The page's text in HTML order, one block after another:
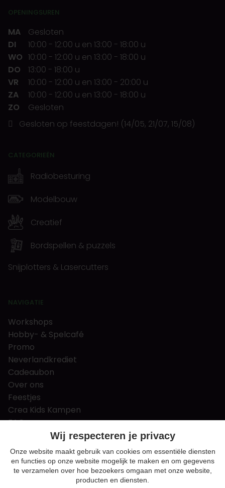
OPENINGSUREN
MA
Gesloten
DI
10:00 - 12:00 u en 13:00 - 18:00 u
WO 10:00 - 12:00 u en 13:00 - 18:00 u
DO
13:00 - 18:00 u
VR
10:00 - 12:00 u en 13:00 - 20:00 u
ZA
10:00 - 12:00 u en 13:00 - 18:00 u
ZO
Gesloten
Gesloten op feestdagen! (14/05, 21/07, 15/08)
CATEGORIEËN
Radiobesturing
Modelbouw
Creatief
Bordspellen & puzzels
Snijplotters & Lasercutters
NAVIGATIE
Workshops
Hobby- & Spelcafé
Promo
Neverlandkrediet
Cadeaubon
Over ons
Feestjes
Crea Kids Kampen
FAQ
Tips & tricks
Contact
Nieuws & Vacatures
Wij respecteren je privacy
Onze website maakt gebruik van cookies om essentiële diensten
en functies op onze website mogelijk te maken en om gegevens
te verzamelen over hoe bezoekers omgaan met onze website,
producten en diensten.